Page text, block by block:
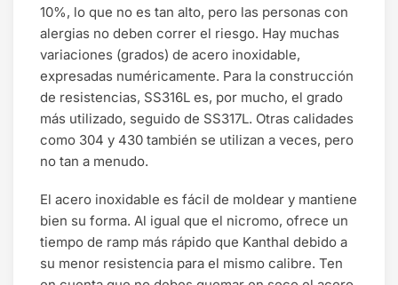
10%, lo que no es tan alto, pero las personas con
alergias no deben correr el riesgo. Hay muchas
variaciones (grados) de acero inoxidable,
expresadas numéricamente. Para la construcción
de resistencias, SS316L es, por mucho, el grado
más utilizado, seguido de SS317L. Otras calidades
como 304 y 430 también se utilizan a veces, pero
no tan a menudo.
El acero inoxidable es fácil de moldear y mantiene
bien su forma. Al igual que el nicromo, ofrece un
tiempo de ramp más rápido que Kanthal debido a
su menor resistencia para el mismo calibre. Ten